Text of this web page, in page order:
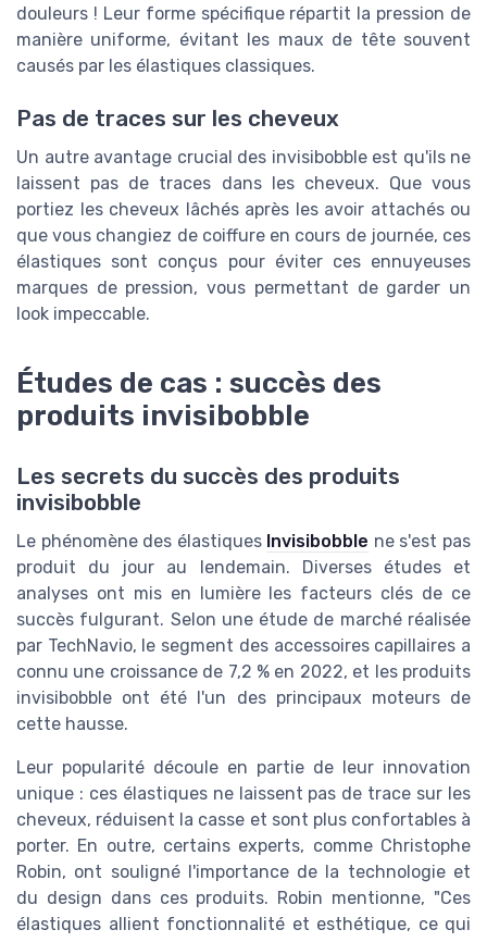
douleurs ! Leur forme spécifique répartit la pression de
manière uniforme, évitant les maux de tête souvent
causés par les élastiques classiques.
Pas de traces sur les cheveux
Un autre avantage crucial des invisibobble est qu'ils ne
laissent pas de traces dans les cheveux. Que vous
portiez les cheveux lâchés après les avoir attachés ou
que vous changiez de coiffure en cours de journée, ces
élastiques sont conçus pour éviter ces ennuyeuses
marques de pression, vous permettant de garder un
look impeccable.
Études de cas : succès des
produits invisibobble
Les secrets du succès des produits
invisibobble
Le phénomène des élastiques Invisibobble ne s'est pas
produit du jour au lendemain. Diverses études et
analyses ont mis en lumière les facteurs clés de ce
succès fulgurant. Selon une étude de marché réalisée
par TechNavio, le segment des accessoires capillaires a
connu une croissance de 7,2 % en 2022, et les produits
invisibobble ont été l'un des principaux moteurs de
cette hausse.
Leur popularité découle en partie de leur innovation
unique : ces élastiques ne laissent pas de trace sur les
cheveux, réduisent la casse et sont plus confortables à
porter. En outre, certains experts, comme Christophe
Robin, ont souligné l'importance de la technologie et
du design dans ces produits. Robin mentionne, "Ces
élastiques allient fonctionnalité et esthétique, ce qui